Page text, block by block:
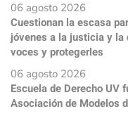
06 agosto 2026
Cuestionan la escasa
jóvenes a la justicia y la
voces y protegerles
06 agosto 2026
Escuela de Derecho UV
Asociación de Modelos